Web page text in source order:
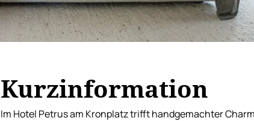
Kurzinformation
Im Hotel Petrus am Kronplatz trifft handgemachter